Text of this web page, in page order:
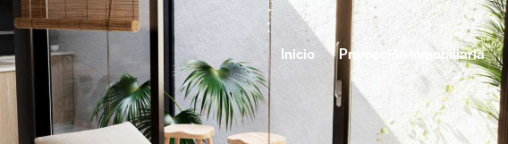
Inicio Promoción inmobiliaria